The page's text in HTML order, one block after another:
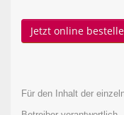
Jetzt online
Für den Inhalt der